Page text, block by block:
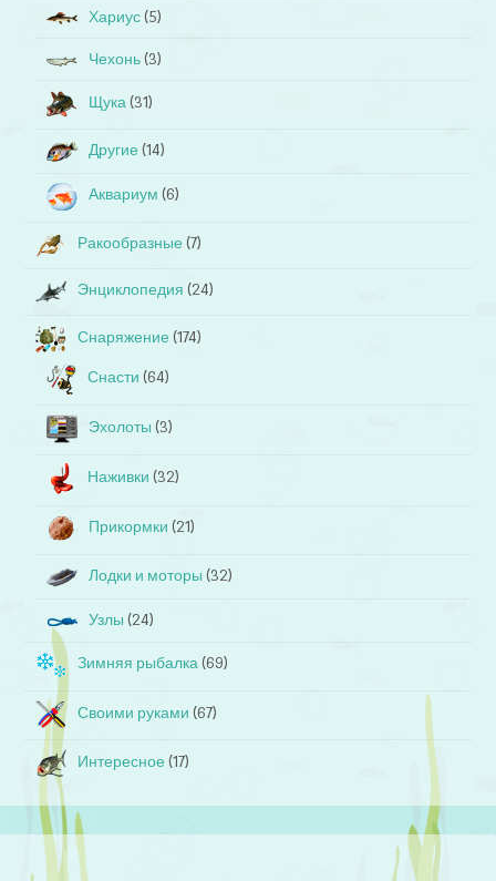
Хариус (5)
Чехонь (3)
Щука (31)
Другие (14)
Аквариум (6)
Ракообразные (7)
Энциклопедия (24)
Снаряжение (174)
Снасти (64)
Эхолоты (3)
Наживки (32)
Прикормки (21)
Лодки и моторы (32)
Узлы (24)
Зимняя рыбалка (69)
Своими руками (67)
Интересное (17)